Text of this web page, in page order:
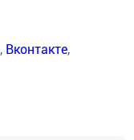
, Вконтакте,